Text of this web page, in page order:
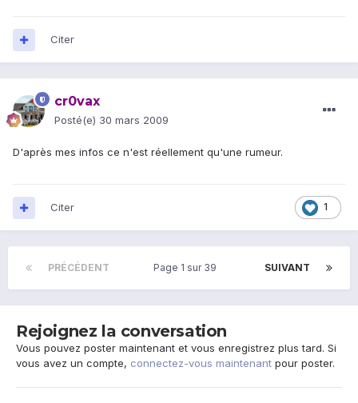
Citer
cr0vax
Posté(e) 30 mars 2009
D'après mes infos ce n'est réellement qu'une rumeur.
1
Citer
PRÉCÉDENT SUIVANT
Page 1 sur 39
Rejoignez la conversation
Vous pouvez poster maintenant et vous enregistrez plus tard. Si
vous avez un compte, connectez-vous maintenant pour poster.